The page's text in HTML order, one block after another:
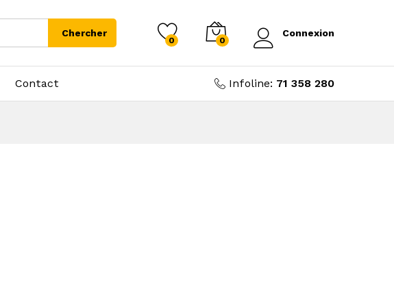
Chercher
0 0
Connexion
Contact Infoline: 71 358 280